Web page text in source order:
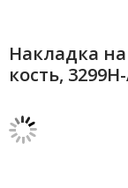
Накладка на
кость,